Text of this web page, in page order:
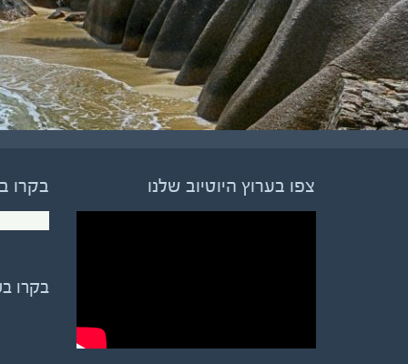
צפו בערוץ היוטיוב שלנו בקרו
בקרו